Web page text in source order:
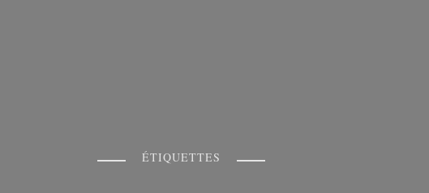
ÉTIQUETTES